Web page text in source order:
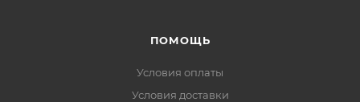
ПОМОЩЬ
Условия оплаты
Условия доставки